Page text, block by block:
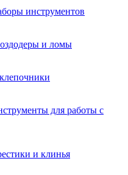
инструментов
и ломы
для работы с
и клинья